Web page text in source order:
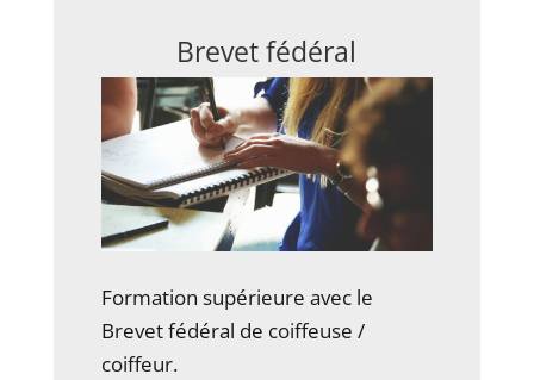
Brevet fédéral
Formation supérieure avec le
Brevet fédéral de coiffeuse /
coiffeur.